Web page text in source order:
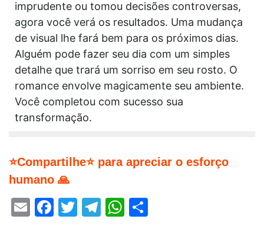
imprudente ou tomou decisões controversas,
agora você verá os resultados. Uma mudança
de visual lhe fará bem para os próximos dias.
Alguém pode fazer seu dia com um simples
detalhe que trará um sorriso em seu rosto. O
romance envolve magicamente seu ambiente.
Você completou com sucesso sua
transformação.
⭐Compartilhe⭐ para apreciar o esforço
humano 🙏
EmailFacebook
Twitter
Telegram
WhatsApp